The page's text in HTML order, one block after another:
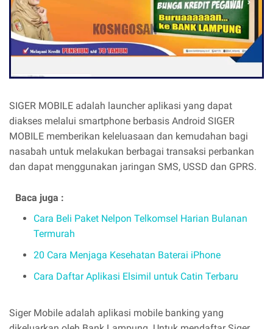
SIGER MOBILE adalah launcher aplikasi yang dapat
diakses melalui smartphone berbasis Android SIGER
MOBILE memberikan keleluasaan dan kemudahan bagi
nasabah untuk melakukan berbagai transaksi perbankan
dan dapat menggunakan jaringan SMS, USSD dan GPRS.
Baca juga :
Cara Beli Paket Nelpon Telkomsel Harian Bulanan
Termurah
20 Cara Menjaga Kesehatan Baterai iPhone
Cara Daftar Aplikasi Elsimil untuk Catin Terbaru
Siger Mobile adalah aplikasi mobile banking yang